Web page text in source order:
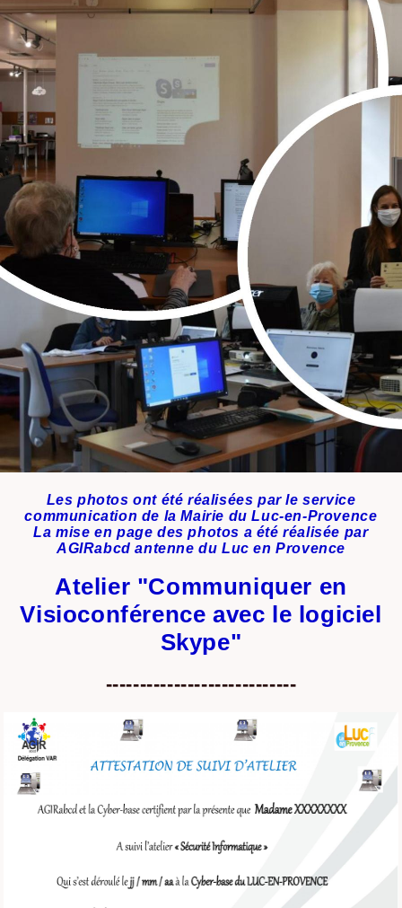
Les photos ont été réalisées par le service
communication de la Mairie du Luc-en-Provence
La mise en page des photos a été réalisée par
AGIRabcd antenne du Luc en Provence
Atelier "Communiquer en
Visioconférence avec le logiciel
Skype"
----------------------------